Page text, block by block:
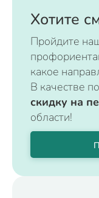
Хотите
Пройдите
какое
В качестве
скидку на
области!